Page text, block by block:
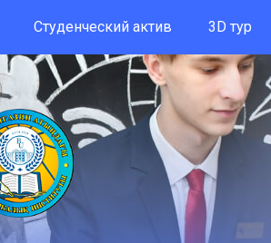
Студенческий актив 3D тур